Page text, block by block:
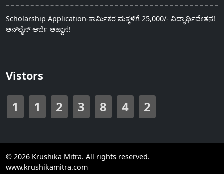
Scholarship Application-ಕಾರ್ಮಿಕರ ಮಕ್ಕಳಿಗೆ 25,000/- ವಿದ್ಯಾರ್ಥಿವೇತನ!
ಆನ್‍ಲೈನ್ ಅರ್ಜಿ ಆಹ್ವಾನ!
Vistors
1 1 2 3 8 4 2
© 2026 Krushika Mitra. All rights reserved.
www.krushikamitra.com